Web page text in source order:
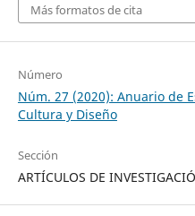
Más formatos de cita
Número
Núm. 27 (2020): Anuario de
Cultura y Diseño
Sección
ARTÍCULOS DE